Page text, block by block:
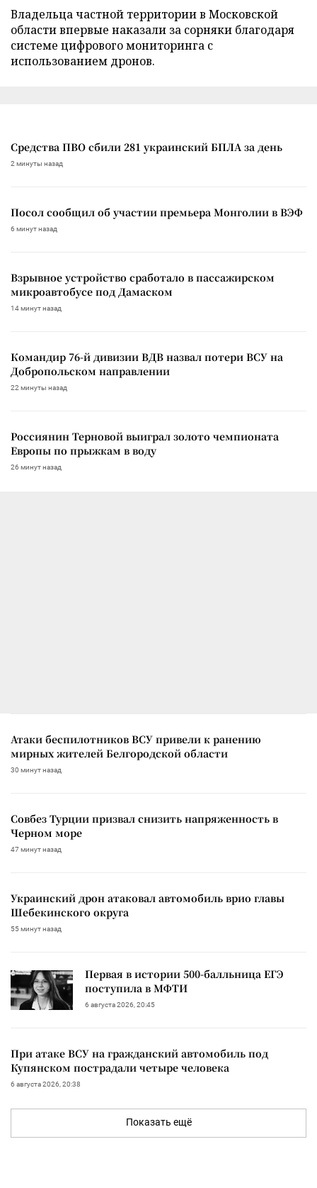
Владельца частной территории в Московской
области впервые наказали за сорняки благодаря
системе цифрового мониторинга с
использованием дронов.
Средства ПВО сбили 281 украинский БПЛА за день
2 минуты назад
Посол сообщил об участии премьера Монголии в ВЭФ
6 минут назад
Взрывное устройство сработало в пассажирском
микроавтобусе под Дамаском
14 минут назад
Командир 76-й дивизии ВДВ назвал потери ВСУ на
Добропольском направлении
22 минуты назад
Россиянин Терновой выиграл золото чемпионата
Европы по прыжкам в воду
26 минут назад
Атаки беспилотников ВСУ привели к ранению
мирных жителей Белгородской области
30 минут назад
Совбез Турции призвал снизить напряженность в
Черном море
47 минут назад
Украинский дрон атаковал автомобиль врио главы
Шебекинского округа
55 минут назад
Первая в истории 500-балльница ЕГЭ
поступила в МФТИ
6 августа 2026, 20:45
При атаке ВСУ на гражданский автомобиль под
Купянском пострадали четыре человека
6 августа 2026, 20:38
Показать ещё